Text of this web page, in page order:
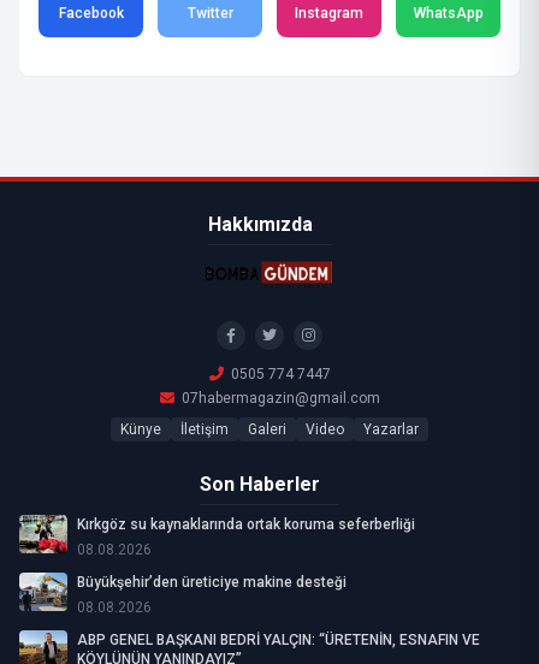
Facebook Twitter Instagram WhatsApp
Hakkımızda
0505 774 7447
07habermagazin@gmail.com
Künye
İletişim Galeri Video Yazarlar
Son Haberler
Kırkgöz su kaynaklarında ortak koruma seferberliği
08.08.2026
Büyükşehir’den üreticiye makine desteği
08.08.2026
ABP GENEL BAŞKANI BEDRİ YALÇIN: “ÜRETENİN, ESNAFIN VE
KÖYLÜNÜN YANINDAYIZ”